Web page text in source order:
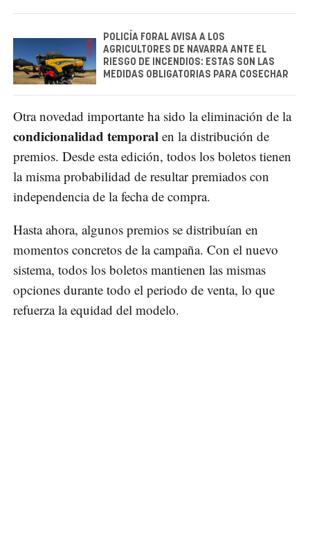
POLICÍA FORAL AVISA A LOS
AGRICULTORES DE NAVARRA ANTE EL
RIESGO DE INCENDIOS: ESTAS SON LAS
MEDIDAS OBLIGATORIAS PARA COSECHAR
Otra novedad importante ha sido la eliminación de la
condicionalidad temporal en la distribución de
premios. Desde esta edición, todos los boletos tienen
la misma probabilidad de resultar premiados con
independencia de la fecha de compra.
Hasta ahora, algunos premios se distribuían en
momentos concretos de la campaña. Con el nuevo
sistema, todos los boletos mantienen las mismas
opciones durante todo el periodo de venta, lo que
refuerza la equidad del modelo.